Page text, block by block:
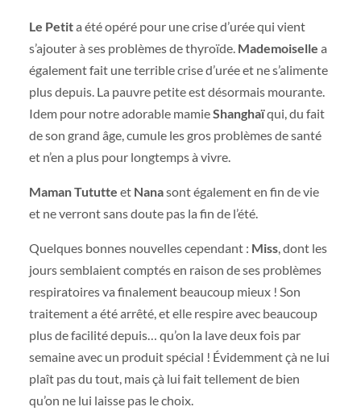
Le Petita été opéré pour une crise d’urée qui vient
s’ajouter à ses problèmes de thyroïde. Mademoiselle a
également fait une terrible crise d’urée et ne s’alimente
plus depuis. La pauvre petite est désormais mourante.
Idem pour notre adorable mamieShanghaïqui, du fait
de son grand âge, cumule les gros problèmes de santé
et n’en a plus pour longtemps à vivre.
Maman Tututte et Nanasont également en fin de vie
et ne verront sans doute pas la fin de l’été.
Quelques bonnes nouvelles cependant : Miss, dont les
jours semblaient comptés en raison de ses problèmes
respiratoires va finalement beaucoup mieux ! Son
traitement a été arrêté, et elle respire avec beaucoup
plus de facilité depuis… qu’on la lave deux fois par
semaine avec un produit spécial ! Évidemment çà ne lui
plaît pas du tout, mais çà lui fait tellement de bien
qu’on ne lui laisse pas le choix.